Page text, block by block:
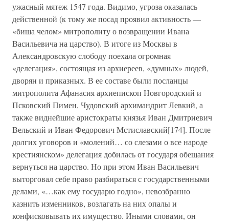
ужасный мятеж 1547 года. Видимо, угроза оказалась
действенной (к тому же посад проявил активность —
«биша челом» митрополиту о возвращении Ивана
Васильевича на царство). В итоге из Москвы в
Александровскую слободу поехала огромная
«делегация», состоящая из архиереев, «думных» людей,
дворян и приказных. В ее составе были посланцы
митрополита Афанасия архиепископ Новгородский и
Псковский Пимен, Чудовский архимандрит Левкий, а
также виднейшие аристократы князья Иван Дмитриевич
Вельский и Иван Федорович Мстиславский[174]. После
долгих уговоров и «молений… со слезами о все народе
крестиянском» делегация добилась от государя обещания
вернуться на царство. Но при этом Иван Васильевич
выторговал себе право разбираться с государственными
делами, «…как ему государю годно», невозбранно
казнить изменников, возлагать на них опалы и
конфисковывать их имущество. Иными словами, он